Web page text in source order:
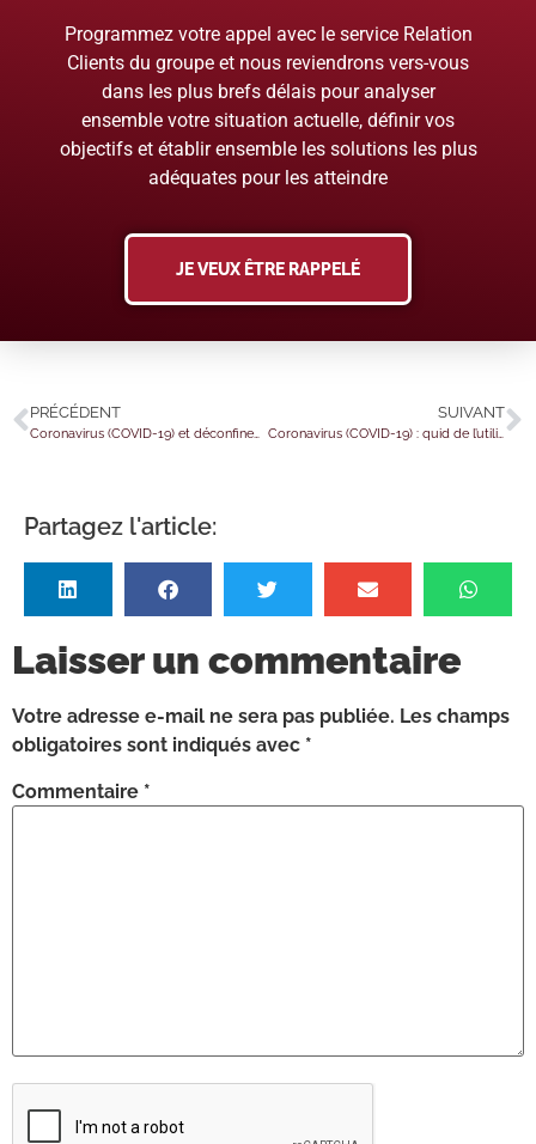
Programmez votre appel avec le service Relation
Clients du groupe et nous reviendrons vers-vous
dans les plus brefs délais pour analyser
ensemble votre situation actuelle, définir vos
objectifs et établir ensemble les solutions les plus
adéquates pour les atteindre
JE VEUX ÊTRE RAPPELÉ
PRÉCÉDENT
Coronavirus (COVID-19) et déconfinement : le point sur le calendrier à venir !
SUIVANT
Coronavirus (COVID-19) : quid de l’utilisation des chèques-vacances ?
Partagez l'article:
Laisser un commentaire
Votre adresse e-mail ne sera pas publiée. Les champs
obligatoires sont indiqués avec *
Commentaire *